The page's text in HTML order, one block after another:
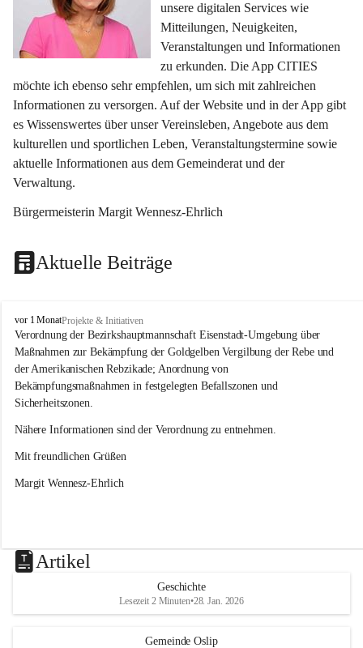
unsere digitalen Services wie
Mitteilungen, Neuigkeiten,
Veranstaltungen und Informationen
zu erkunden. Die App CITIES
möchte ich ebenso sehr empfehlen, um sich mit zahlreichen
Informationen zu versorgen. Auf der Website und in der App gibt
es Wissenswertes über unser Vereinsleben, Angebote aus dem
kulturellen und sportlichen Leben, Veranstaltungstermine sowie
aktuelle Informationen aus dem Gemeinderat und der
Verwaltung.
Bürgermeisterin Margit Wennesz-Ehrlich
Aktuelle Beiträge
O
s
l
i
p
vor 1 MonatProjekte & Initiativen
Verordnung der Bezirkshauptmannschaft Eisenstadt-Umgebung über
Maßnahmen zur Bekämpfung der Goldgelben Vergilbung der Rebe und
der Amerikanischen Rebzikade; Anordnung von
Bekämpfungsmaßnahmen in festgelegten Befallszonen und
Sicherheitszonen.
Nähere Informationen sind der Verordnung zu entnehmen.
Mit freundlichen Grüßen
Margit Wennesz-Ehrlich
Artikel
Geschichte
Lesezeit 2 Minuten•28. Jan. 2026
Gemeinde Oslip